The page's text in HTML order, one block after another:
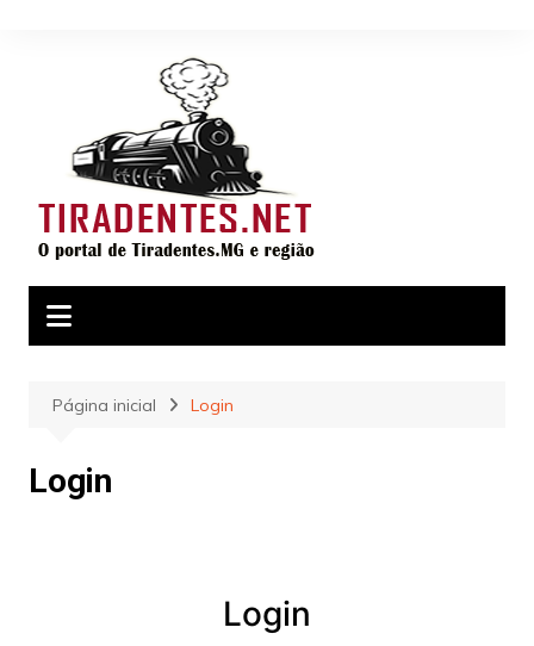
Página inicial Login
Login
Login